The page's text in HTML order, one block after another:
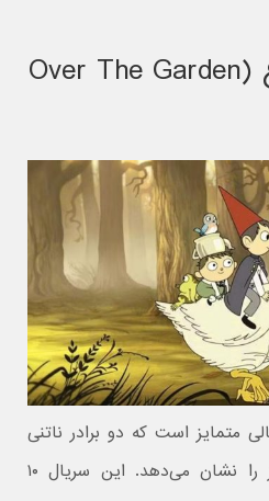
آن سوی دیوار باغ (Over The Garden
متمایز است که دو برادر ناتنی
گمشده در جنگلی اسرارآمیز را نشان می‌دهد. این سریال ۱۰